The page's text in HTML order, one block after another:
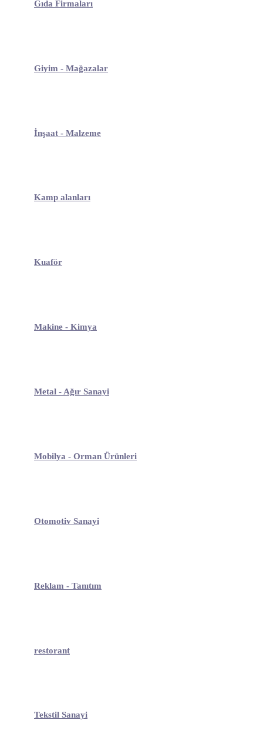
Gıda Firmaları
Giyim - Mağazalar
İnşaat - Malzeme
Kamp alanları
Kuaför
Makine - Kimya
Metal - Ağır Sanayi
Mobilya - Orman Ürünleri
Otomotiv Sanayi
Reklam - Tanıtım
restorant
Tekstil Sanayi